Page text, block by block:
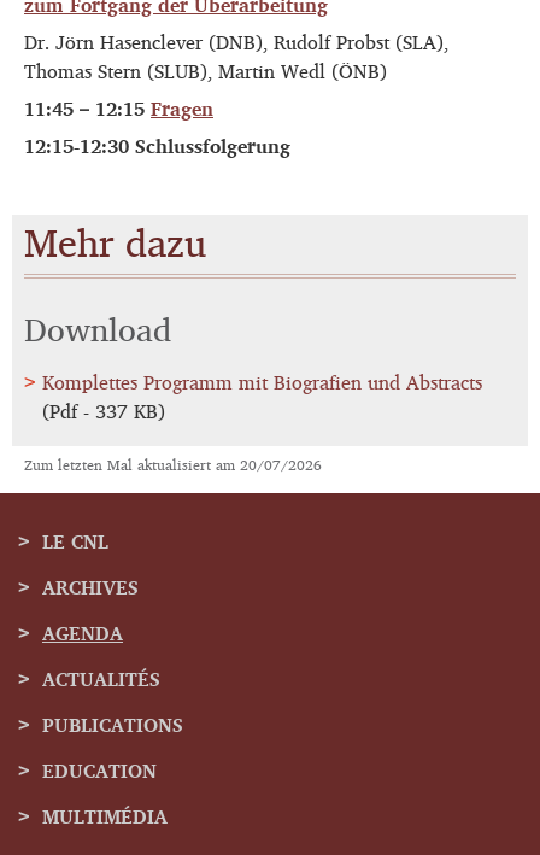
Dr. Jörn Hasenclever (DNB), Rudolf Probst (SLA),
Thomas Stern (SLUB), Martin Wedl (ÖNB)
11:45 – 12:15Fragen
12:15-12:30 Schlussfolgerung
Mehr dazu
Download
Komplettes Programm mit Biografien und Abstracts
(Pdf - 337 KB)
Zum letzten Mal aktualisiert am20/07/2026
Menu
de
navigation
LE CNL
ARCHIVES
AGENDA
ACTUALITÉS
PUBLICATIONS
EDUCATION
MULTIMÉDIA